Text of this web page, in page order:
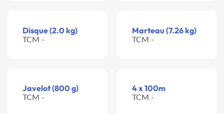
Disque (2.0 kg)
TCM -
Marteau (7.26 kg)
TCM -
Javelot (800 g)
TCM -
4 x 100m
TCM -